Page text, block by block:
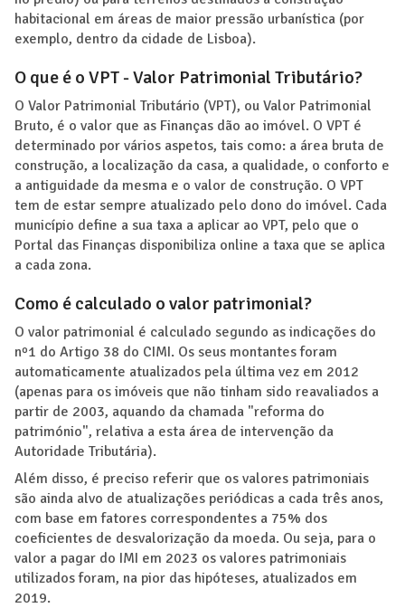
habitacional em áreas de maior pressão urbanística (por
exemplo, dentro da cidade de Lisboa).
O que é o VPT - Valor Patrimonial Tributário?
O Valor Patrimonial Tributário (VPT), ou Valor Patrimonial
Bruto, é o valor que as Finanças dão ao imóvel. O VPT é
determinado por vários aspetos, tais como: a área bruta de
construção, a localização da casa, a qualidade, o conforto e
a antiguidade da mesma e o valor de construção. O VPT
tem de estar sempre atualizado pelo dono do imóvel. Cada
município define a sua taxa a aplicar ao VPT, pelo que o
Portal das Finanças disponibiliza online a taxa que se aplica
a cada zona.
Como é calculado o valor patrimonial?
O valor patrimonial é calculado segundo as indicações do
nº1 do Artigo 38 do CIMI. Os seus montantes foram
automaticamente atualizados pela última vez em 2012
(apenas para os imóveis que não tinham sido reavaliados a
partir de 2003, aquando da chamada "reforma do
património", relativa a esta área de intervenção da
Autoridade Tributária).
Além disso, é preciso referir que os valores patrimoniais
são ainda alvo de atualizações periódicas a cada três anos,
com base em fatores correspondentes a 75% dos
coeficientes de desvalorização da moeda. Ou seja, para o
valor a pagar do IMI em 2023 os valores patrimoniais
utilizados foram, na pior das hipóteses, atualizados em
2019.